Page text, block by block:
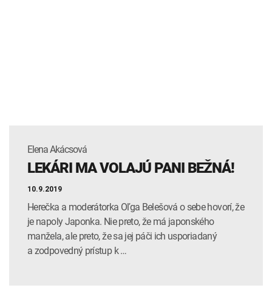
Elena Akácsová
LEKÁRI MA VOLAJÚ PANI BEŽNÁ!
10.9.2019
Herečka a moderátorka Oľga Belešová o sebe hovorí, že
je napoly Japonka. Nie preto, že má japonského
manžela, ale preto, že sa jej páči ich usporiadaný
a zodpovedný prístup k …